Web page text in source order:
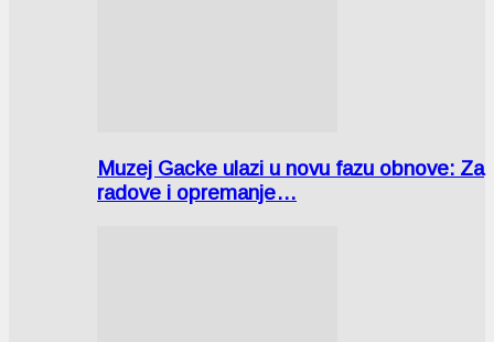
Muzej Gacke ulazi u novu fazu obnove: Za
radove i opremanje…